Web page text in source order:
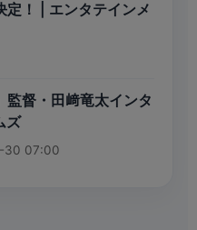
定！ | エンタテインメ
督・田﨑竜太インタ
ズ
30 07:00